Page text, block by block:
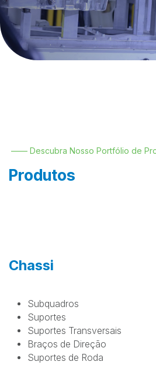
—— Descubra Nosso Portfólio de
Produtos
Chassi
Subquadros
Suportes
Suportes Transversais
Braços de Direção
Suportes de Roda